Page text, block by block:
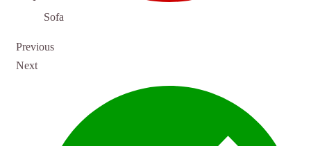
Sofa
Previous
Next